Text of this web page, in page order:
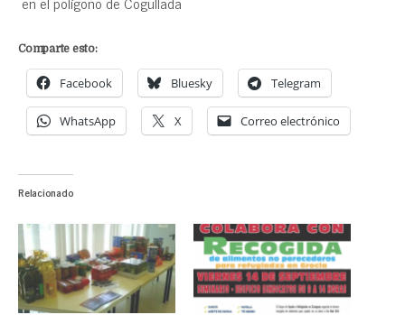
Comparte esto:
Facebook Bluesky Telegram
WhatsApp X Correo electrónico
Relacionado